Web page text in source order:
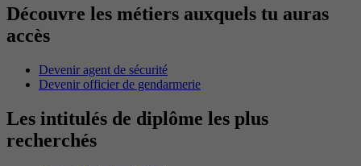
Découvre les métiers auxquels tu auras
accès
Devenir agent de sécurité
Devenir officier de gendarmerie
Les intitulés de diplôme les plus
recherchés